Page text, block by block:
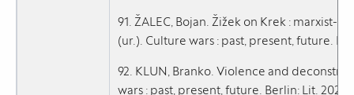
91. ŽALEC, Bojan. Žižek on Krek : marxist-
(ur.). Culture wars : past, present, future.
92. KLUN, Branko. Violence and
wars : past, present, future. Berlin: Lit. 2024.